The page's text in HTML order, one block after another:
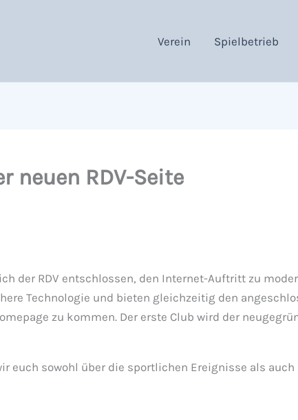
Verein Spielbetrieb
neuen RDV-Seite
der RDV entschlossen, den Internet-Auftritt zu
Technologie und bieten gleichzeitig den
zu kommen. Der erste Club wird der
euch sowohl über die sportlichen Ereignisse als